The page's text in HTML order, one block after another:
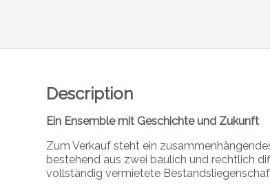
Description
Ein Ensemble mit Geschichte und Zukunft
Zum Verkauf steht ein
bestehend aus zwei baulich und rechtlich
vollständig vermietete